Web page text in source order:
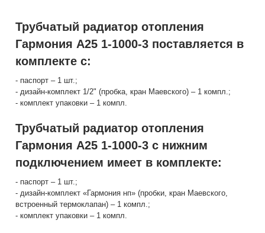
Трубчатый радиатор отопления
Гармония А25 1-1000-3 поставляется в
комплекте с:
- паспорт – 1 шт.;
- дизайн-комплект 1/2" (пробка, кран Маевского) – 1 компл.;
- комплект упаковки – 1 компл.
Трубчатый радиатор отопления
Гармония А25 1-1000-3 с нижним
подключением имеет в комплекте:
- паспорт – 1 шт.;
- дизайн-комплект «Гармония нп» (пробки, кран Маевского,
встроенный термоклапан) – 1 компл.;
- комплект упаковки – 1 компл.